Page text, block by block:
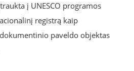
į UNESCO programos
registrą kaip
paveldo objektas